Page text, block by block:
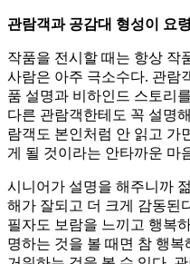
관람객과 공감대 형성이 요령
작품을 전시할 때는 항상 작
사람은 아주 극소수다. 관람
품 설명과 비하인드 스토리
다른 관람객한테도 꼭 설명
람객도 본인처럼 안 읽고 가
게 될 것이라는 안타까운 마
시니어가 설명을 해주니까
해가 잘되고 더 크게 감동된
필자도 보람을 느끼고 행복
명하는 것을 볼 때면 참 행